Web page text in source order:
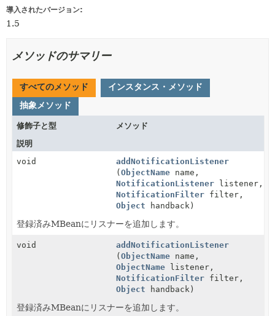
導入されたバージョン:
1.5
メソッドのサマリー
すべてのメソッド
インスタンス・メソッド
抽象メソッド
修飾子と型
メソッド
説明
void
addNotificationListener
(ObjectName name,
NotificationListener listener,
NotificationFilter filter,
Object handback)
登録済みMBeanにリスナーを追加します。
void
addNotificationListener
(ObjectName name,
ObjectName listener,
NotificationFilter filter,
Object handback)
登録済みMBeanにリスナーを追加します。